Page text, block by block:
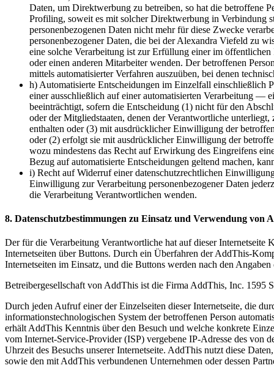
Daten, um Direktwerbung zu betreiben, so hat die betroffene
Profiling, soweit es mit solcher Direktwerbung in Verbindung
personenbezogenen Daten nicht mehr für diese Zwecke
personenbezogener Daten, die bei der Alexandra Viefeld zu
eine solche Verarbeitung ist zur Erfüllung einer im
oder einen anderen Mitarbeiter wenden. Der betroffenen
mittels automatisierter Verfahren auszuüben, bei denen
h) Automatisierte Entscheidungen im Einzelfall einschließlich
einer ausschließlich auf einer automatisierten Verarbeitung —
beeinträchtigt, sofern die Entscheidung (1) nicht für den
oder der Mitgliedstaaten, denen der Verantwortliche
enthalten oder (3) mit ausdrücklicher Einwilligung der
oder (2) erfolgt sie mit ausdrücklicher Einwilligung der
wozu mindestens das Recht auf Erwirkung des Eingreifens
Bezug auf automatisierte Entscheidungen geltend machen,
i) Recht auf Widerruf einer datenschutzrechtlichen
Einwilligung zur Verarbeitung personenbezogener Daten
die Verarbeitung Verantwortlichen wenden.
8. Datenschutzbestimmungen zu Einsatz und Verwendung von
Der für die Verarbeitung Verantwortliche hat auf dieser
Internetseiten über Buttons. Durch ein Überfahren der AddThis-
Internetseiten im Einsatz, und die Buttons werden nach den
Betreibergesellschaft von AddThis ist die Firma AddThis, Inc.
Durch jeden Aufruf einer der Einzelseiten dieser Internetseite, die
informationstechnologischen System der betroffenen Person
erhält AddThis Kenntnis über den Besuch und welche konkrete
vom Internet-Service-Provider (ISP) vergebene IP-Adresse des von
Uhrzeit des Besuchs unserer Internetseite. AddThis nutzt diese
sowie den mit AddThis verbundenen Unternehmen oder dessen